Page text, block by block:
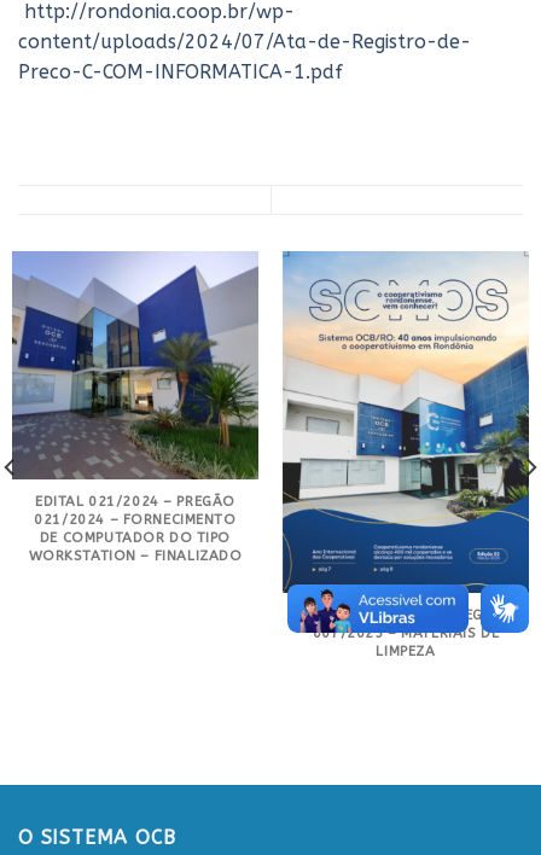
http://rondonia.coop.br/wp-
content/uploads/2024/07/Ata-de-Registro-de-
Preco-C-COM-INFORMATICA-1.pdf
EDITAL 021/2024 – PREGÃO
021/2024 – FORNECIMENTO
DE COMPUTADOR DO TIPO
WORKSTATION – FINALIZADO
EDITAL 010/2025 – PREGÃO
007/2025 – MATERIAIS DE
LIMPEZA
O SISTEMA OCB